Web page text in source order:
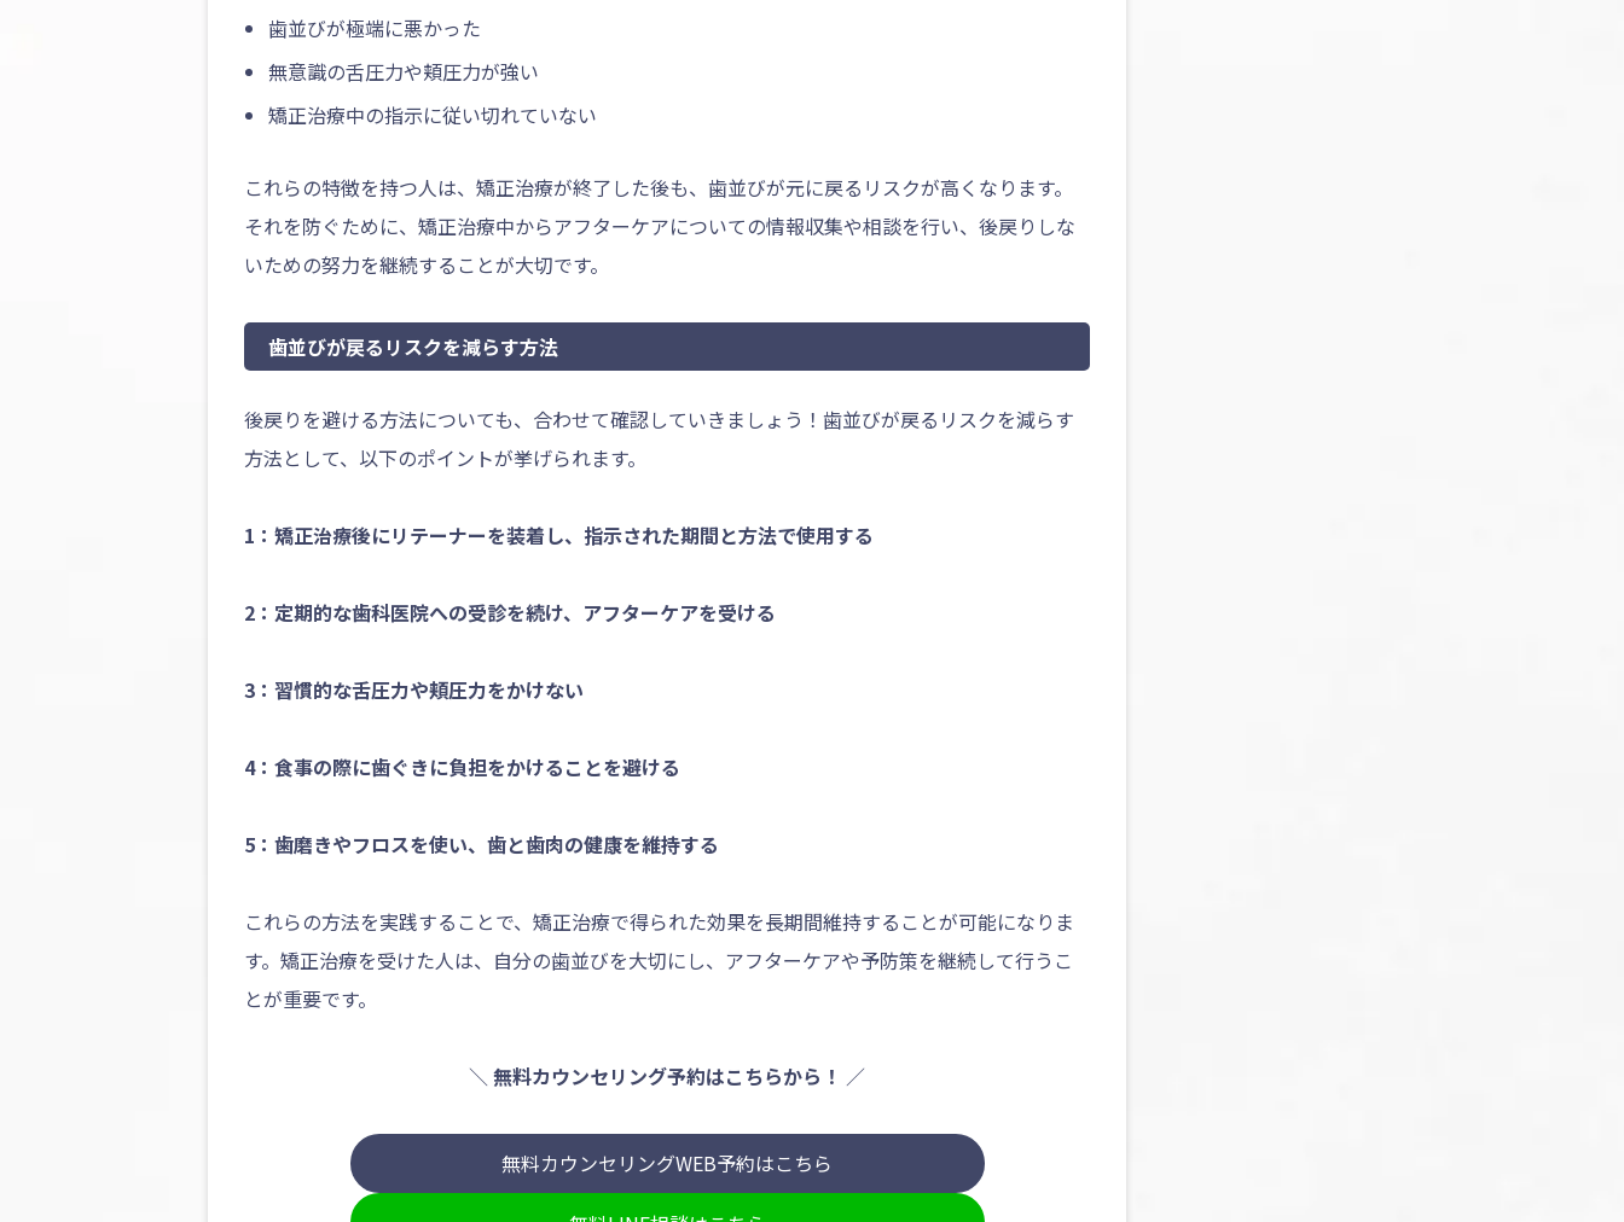
歯並びが極端に悪かった
無意識の舌圧力や頬圧力が強い
矯正治療中の指示に従い切れていない
これらの特徴を持つ人は、矯正治療が終了した後も、歯並びが元に戻るリスクが高くなります。
それを防ぐために、矯正治療中からアフターケアについての情報収集や相談を行い、後戻りしな
いための努力を継続することが大切です。
歯並びが戻るリスクを減らす方法
後戻りを避ける方法についても、合わせて確認していきましょう！歯並びが戻るリスクを減らす
方法として、以下のポイントが挙げられます。
1：矯正治療後にリテーナーを装着し、指示された期間と方法で使用する
2：定期的な歯科医院への受診を続け、アフターケアを受ける
3：習慣的な舌圧力や頬圧力をかけない
4：食事の際に歯ぐきに負担をかけることを避ける
5：歯磨きやフロスを使い、歯と歯肉の健康を維持する
これらの方法を実践することで、矯正治療で得られた効果を長期間維持することが可能になりま
す。矯正治療を受けた人は、自分の歯並びを大切にし、アフターケアや予防策を継続して行うこ
とが重要です。
＼ 無料カウンセリング予約はこちらから！ ／
無料カウンセリングWEB予約はこちら